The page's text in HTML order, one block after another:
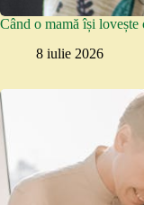
Când o mamă își
8 iulie 2026